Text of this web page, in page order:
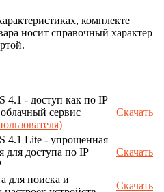
комплекте
носит справочный характер
4.1 - доступ как по IP
облачный сервис
Скачать
4.1 Lite - упрощенная
для доступа по IP
Скачать
для поиска и
Скачать